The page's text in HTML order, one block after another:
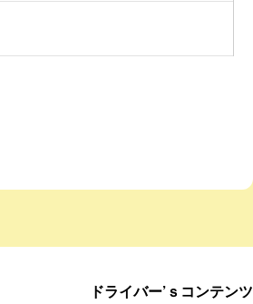
ドライバー’ｓコンテンツ